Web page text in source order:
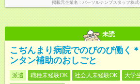
掲載元企業名 パーソルテンプスタッフ株
未読
こぢんまり病院でのびのび働く
ンタン補助のおしごと
派遣 職種未経験OK 社会人未経験OK 大学